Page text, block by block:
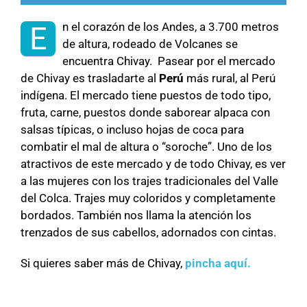
E
n el corazón de los Andes, a 3.700 metros
de altura, rodeado de Volcanes se
encuentra Chivay. Pasear por el mercado
de Chivay es trasladarte al Perú más rural, al Perú
indígena. El mercado tiene puestos de todo tipo,
fruta, carne, puestos donde saborear alpaca con
salsas típicas, o incluso hojas de coca para
combatir el mal de altura o “soroche”. Uno de los
atractivos de este mercado y de todo Chivay, es ver
a las mujeres con los trajes tradicionales del Valle
del Colca. Trajes muy coloridos y completamente
bordados. También nos llama la atención los
trenzados de sus cabellos, adornados con cintas.
Si quieres saber más de Chivay, pincha aquí.